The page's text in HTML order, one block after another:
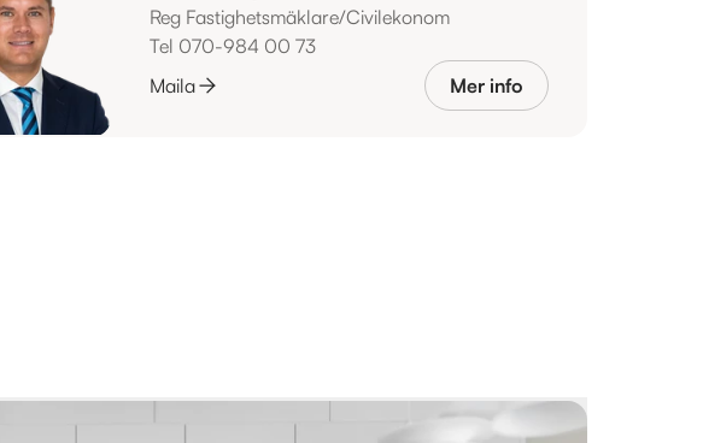
Reg Fastighetsmäklare/Civilekonom
Tel 070-984 00 73
Maila
Mer info